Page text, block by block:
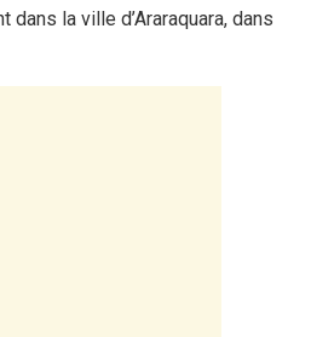
dans la ville d’Araraquara, dans